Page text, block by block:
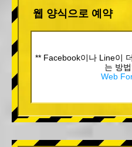
웹 양식으로 예약
** Facebook이나 Line이
는 방
Web